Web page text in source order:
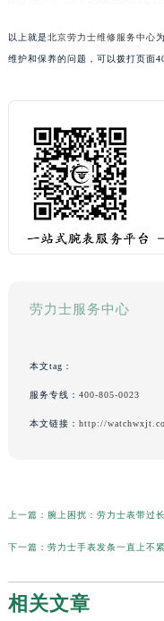
以上就是北京劳力士维修服务中心
维护和保养的问题，可以拨打页面
劳力士服务中心
本文tag：
服务专线： 400-805-0023
本文链接： http://
上一篇： 腕上困扰：劳力士表带过
下一篇： 劳力士手表发条一直上不
相关文章